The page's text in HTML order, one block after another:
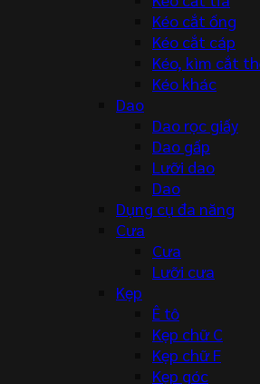
Kéo cắt ống
Kéo cắt cáp
Kéo, kìm cắt
Kéo khác
Dao
Dao rọc giấy
Dao gấp
Lưỡi dao
Dao
Dụng cụ đa năng
Cưa
Cưa
Lưỡi cưa
Kẹp
Ê tô
Kẹp chữ C
Kẹp chữ F
Kẹp góc